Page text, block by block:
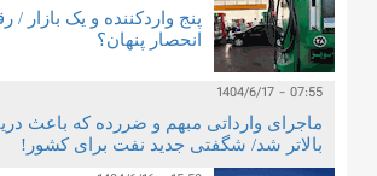
پنج واردکننده و یک بازار /
انحصار پنهان؟
1404/6/17 - 07:55
ماجرای وارداتی مبهم و ضررده که باعث
بالاتر شد/ شگفتی جدید نفت برای کشور!